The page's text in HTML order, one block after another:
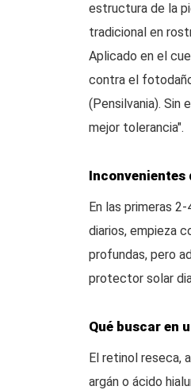
estructura de la
tradicional en
Aplicado en el
contra el
(Pensilvania). Sin
mejor tolerancia".
Inconvenientes
En las primeras
diarios, empieza
profundas, pero
protector solar
Qué buscar en
El retinol reseca,
argán o ácido